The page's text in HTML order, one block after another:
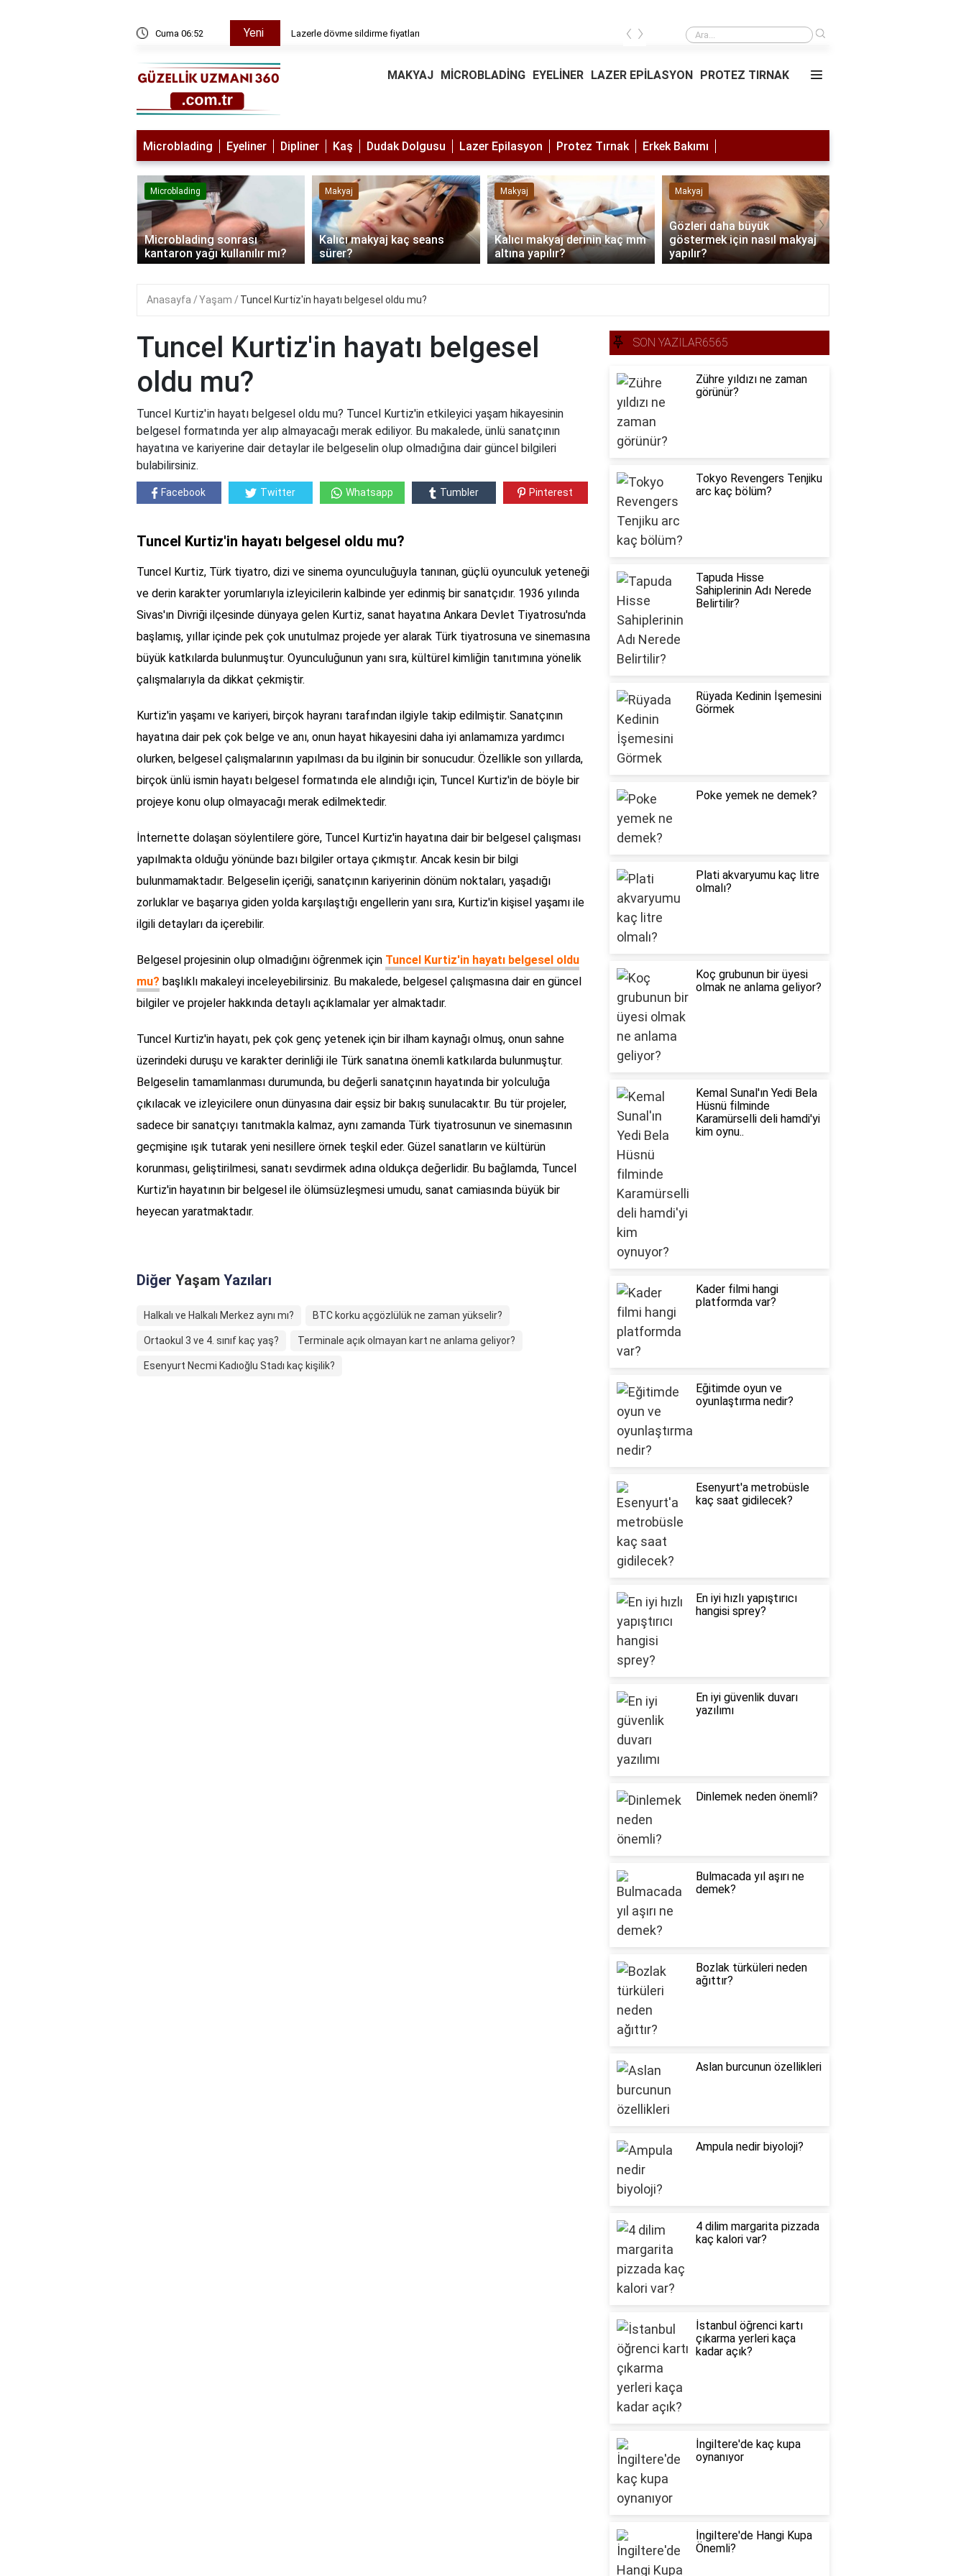
Cuma 06:52 Yeni Lazerle dövme sildirme fiyatları Saç simülasyonu
‹ ›
MAKYAJ MİCROBLADİNG EYELİNER LAZER EPİLASYON PROTEZ TIRNAK
Microblading Eyeliner Dipliner Kaş Dudak Dolgusu Lazer Epilasyon Protez Tırnak Erkek Bakımı
Microblading
Microblading sonrası
kantaron yağı kullanılır mı?
Makyaj
Kalıcı makyaj kaç seans
sürer?
Makyaj
Kalıcı makyaj derinin kaç mm
altına yapılır?
Makyaj
Gözleri daha büyük
göstermek için nasıl makyaj
yapılır?
‹ ›
Anasayfa Yaşam Tuncel Kurti̇z'i̇n hayatı belgesel oldu mu?
Tuncel Kurti̇z'i̇n hayatı belgesel
oldu mu?
Tuncel Kurti̇z'i̇n hayatı belgesel oldu mu? Tuncel Kurti̇z'in etkileyici yaşam hikayesinin
belgesel formatında yer alıp almayacağı merak ediliyor. Bu makalede, ünlü sanatçının
hayatına ve kariyerine dair detaylar ile belgeselin olup olmadığına dair güncel bilgileri
bulabilirsiniz.
Facebook Twitter Whatsapp Tumbler Pinterest
Tuncel Kurti̇z'i̇n hayatı belgesel oldu mu?
Tuncel Kurti̇z, Türk tiyatro, dizi ve sinema oyunculuğuyla tanınan, güçlü oyunculuk yeteneği
ve derin karakter yorumlarıyla izleyicilerin kalbinde yer edinmiş bir sanatçıdır. 1936 yılında
Sivas'ın Divriği ilçesinde dünyaya gelen Kurti̇z, sanat hayatına Ankara Devlet Tiyatrosu'nda
başlamış, yıllar içinde pek çok unutulmaz projede yer alarak Türk tiyatrosuna ve sinemasına
büyük katkılarda bulunmuştur. Oyunculuğunun yanı sıra, kültürel kimliğin tanıtımına yönelik
çalışmalarıyla da dikkat çekmiştir.
Kurti̇z'in yaşamı ve kariyeri, birçok hayranı tarafından ilgiyle takip edilmiştir. Sanatçının
hayatına dair pek çok belge ve anı, onun hayat hikayesini daha iyi anlamamıza yardımcı
olurken, belgesel çalışmalarının yapılması da bu ilginin bir sonucudur. Özellikle son yıllarda,
birçok ünlü ismin hayatı belgesel formatında ele alındığı için, Tuncel Kurti̇z'in de böyle bir
projeye konu olup olmayacağı merak edilmektedir.
İnternette dolaşan söylentilere göre, Tuncel Kurti̇z'in hayatına dair bir belgesel çalışması
yapılmakta olduğu yönünde bazı bilgiler ortaya çıkmıştır. Ancak kesin bir bilgi
bulunmamaktadır. Belgeselin içeriği, sanatçının kariyerinin dönüm noktaları, yaşadığı
zorluklar ve başarıya giden yolda karşılaştığı engellerin yanı sıra, Kurti̇z'in kişisel yaşamı ile
ilgili detayları da içerebilir.
Belgesel projesinin olup olmadığını öğrenmek için Tuncel Kurti̇z'i̇n hayatı belgesel oldu
mu? başlıklı makaleyi inceleyebilirsiniz. Bu makalede, belgesel çalışmasına dair en güncel
bilgiler ve projeler hakkında detaylı açıklamalar yer almaktadır.
Tuncel Kurti̇z'in hayatı, pek çok genç yetenek için bir ilham kaynağı olmuş, onun sahne
üzerindeki duruşu ve karakter derinliği ile Türk sanatına önemli katkılarda bulunmuştur.
Belgeselin tamamlanması durumunda, bu değerli sanatçının hayatında bir yolculuğa
çıkılacak ve izleyicilere onun dünyasına dair eşsiz bir bakış sunulacaktır. Bu tür projeler,
sadece bir sanatçıyı tanıtmakla kalmaz, aynı zamanda Türk tiyatrosunun ve sinemasının
geçmişine ışık tutarak yeni nesillere örnek teşkil eder. Güzel sanatların ve kültürün
korunması, geliştirilmesi, sanatı sevdirmek adına oldukça değerlidir. Bu bağlamda, Tuncel
Kurti̇z'in hayatının bir belgesel ile ölümsüzleşmesi umudu, sanat camiasında büyük bir
heyecan yaratmaktadır.
Diğer Yaşam Yazıları
Halkalı ve Halkalı Merkez aynı mı? BTC korku açgözlülük ne zaman yükselir?
Ortaokul 3 ve 4. sınıf kaç yaş? Terminale açık olmayan kart ne anlama geliyor?
Esenyurt Necmi Kadıoğlu Stadı kaç kişilik?
SON YAZILAR6565
Zühre yıldızı ne zaman
görünür?
Tokyo Revengers Tenjiku
arc kaç bölüm?
Tapuda Hisse
Sahiplerinin Adı Nerede
Belirtilir?
Rüyada Kedinin İşemesini
Görmek
Poke yemek ne demek?
Plati akvaryumu kaç litre
olmalı?
Koç grubunun bir üyesi
olmak ne anlama geliyor?
Kemal Sunal'ın Yedi Bela
Hüsnü filminde
Karamürselli deli hamdi'yi
kim oynu..
Kader filmi hangi
platformda var?
Eğitimde oyun ve
oyunlaştırma nedir?
Esenyurt'a metrobüsle
kaç saat gidilecek?
En iyi hızlı yapıştırıcı
hangisi sprey?
En iyi güvenlik duvarı
yazılımı
Dinlemek neden önemli?
Bulmacada yıl aşırı ne
demek?
Bozlak türküleri neden
ağıttır?
Aslan burcunun özellikleri
Ampula nedir biyoloji?
4 dilim margarita pizzada
kaç kalori var?
İstanbul öğrenci kartı
çıkarma yerleri kaça
kadar açık?
İngiltere'de kaç kupa
oynanıyor
İngiltere'de Hangi Kupa
Önemli?